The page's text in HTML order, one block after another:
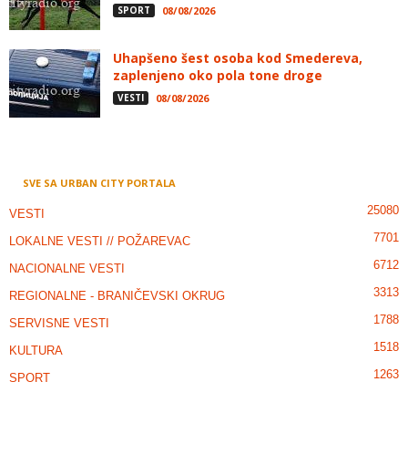
SPORT 08/08/2026
Uhapšeno šest osoba kod Smedereva,
zaplenjeno oko pola tone droge
VESTI 08/08/2026
SVE SA URBAN CITY PORTALA
VESTI 25080
LOKALNE VESTI // POŽAREVAC 7701
NACIONALNE VESTI 6712
REGIONALNE - BRANIČEVSKI OKRUG 3313
SERVISNE VESTI 1788
KULTURA 1518
SPORT 1263